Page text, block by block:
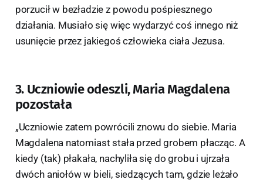
porzucił w bezładzie z powodu pośpiesznego
działania. Musiało się więc wydarzyć coś innego niż
usunięcie przez jakiegoś człowieka ciała Jezusa.
3. Uczniowie odeszli, Maria Magdalena
pozostała
„Uczniowie zatem powrócili znowu do siebie. Maria
Magdalena natomiast stała przed grobem płacząc. A
kiedy (tak) płakała, nachyliła się do grobu i ujrzała
dwóch aniołów w bieli, siedzących tam, gdzie leżało